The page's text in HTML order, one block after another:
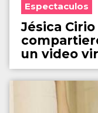
Espectaculos
Jésica
un video